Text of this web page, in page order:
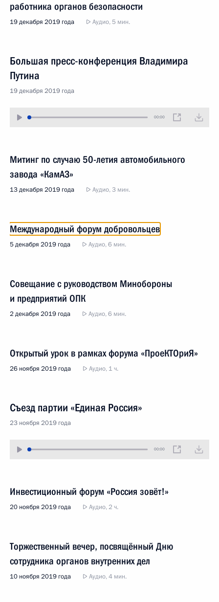
работника органов безопасности
19 декабря 2019 года Аудио, 5 мин.
Большая пресс-конференция Владимира
Путина
19 декабря 2019 года
00:00
Митинг по случаю 50-летия автомобильного
завода «КамАЗ»
13 декабря 2019 года Аудио, 3 мин.
Международный форум добровольцев
5 декабря 2019 года Аудио, 6 мин.
Совещание с руководством Минобороны
и предприятий ОПК
2 декабря 2019 года Аудио, 6 мин.
Открытый урок в рамках форума «ПроеКТОриЯ»
26 ноября 2019 года Аудио, 1 ч.
Съезд партии «Единая Россия»
23 ноября 2019 года
00:00
Инвестиционный форум «Россия зовёт!»
20 ноября 2019 года Аудио, 2 ч.
Торжественный вечер, посвящённый Дню
сотрудника органов внутренних дел
10 ноября 2019 года Аудио, 4 мин.